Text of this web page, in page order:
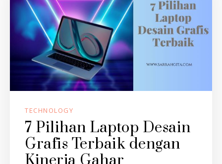
TECHNOLOGY
7 Pilihan Laptop Desain
Grafis Terbaik dengan